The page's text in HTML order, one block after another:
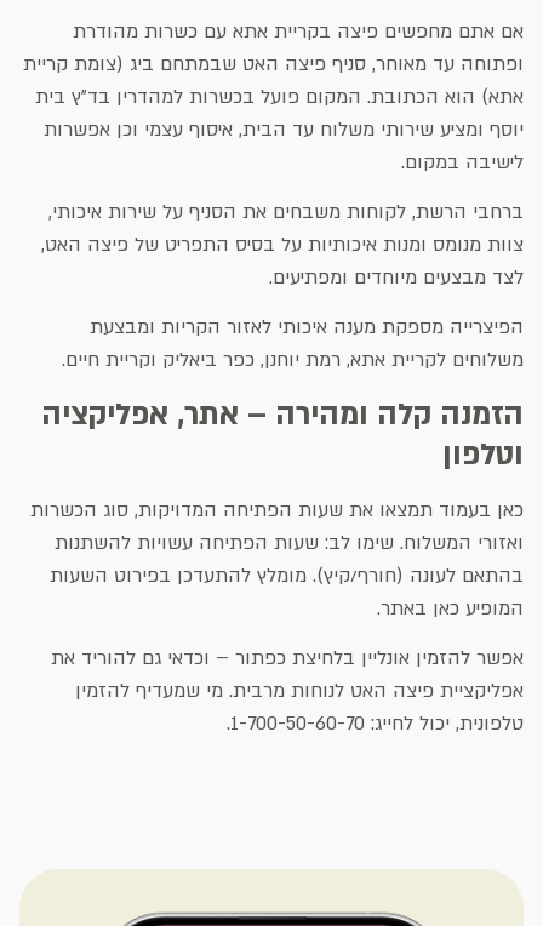
אם אתם מחפשים פיצה בקריית אתא עם כשרות מהודרת
ופתוחה עד מאוחר, סניף פיצה האט שבמתחם ביג (צומת קריית
אתא) הוא הכתובת. המקום פועל בכשרות למהדרין בד"ץ בית
יוסף ומציע שירותי משלוח עד הבית, איסוף עצמי וכן אפשרות
לישיבה במקום.
ברחבי הרשת, לקוחות משבחים את הסניף על שירות איכותי,
צוות מנומס ומנות איכותיות על בסיס התפריט של פיצה האט,
לצד מבצעים מיוחדים ומפתיעים.
הפיצרייה מספקת מענה איכותי לאזור הקריות ומבצעת
משלוחים לקריית אתא, רמת יוחנן, כפר ביאליק וקריית חיים.
הזמנה קלה ומהירה – אתר, אפליקציה
וטלפון
כאן בעמוד תמצאו את שעות הפתיחה המדויקות, סוג הכשרות
ואזורי המשלוח. שימו לב: שעות הפתיחה עשויות להשתנות
בהתאם לעונה (חורף/קיץ). מומלץ להתעדכן בפירוט השעות
המופיע כאן באתר.
אפשר להזמין אונליין בלחיצת כפתור – וכדאי גם להוריד את
אפליקציית פיצה האט לנוחות מרבית. מי שמעדיף להזמין
טלפונית, יכול לחייג: 1-700-50-60-70.